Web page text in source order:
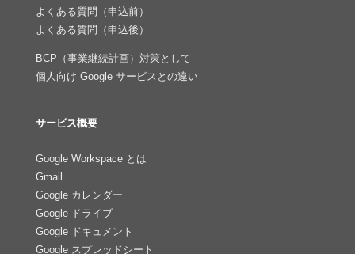
よくある質問（申込前）
よくある質問（申込後）
BCP（事業継続計画）対策として
個人向け Google サービスとの違い
サービス概要
Google Workspace とは
Gmail
Google カレンダー
Google ドライブ
Google ドキュメント
Google スプレッドシート